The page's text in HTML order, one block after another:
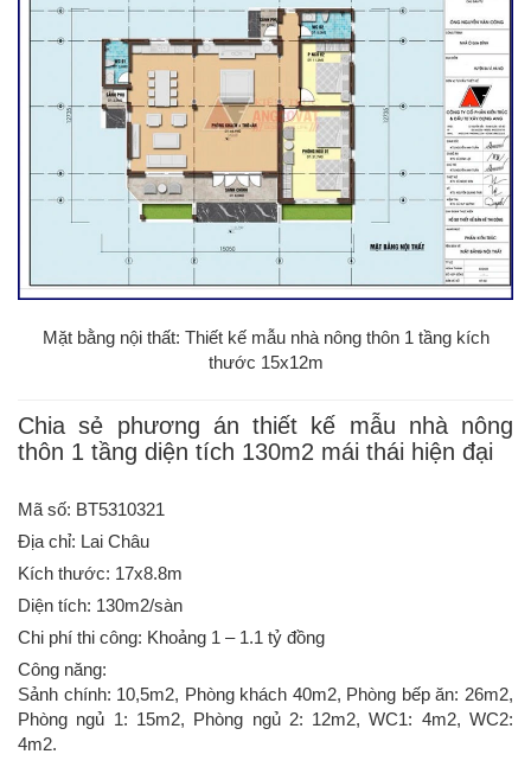
Mặt bằng nội thất: Thiết kế mẫu nhà nông thôn 1 tầng kích
thước 15x12m
Chia sẻ phương án thiết kế mẫu nhà nông
thôn 1 tầng diện tích 130m2 mái thái hiện đại
Mã số: BT5310321
Địa chỉ: Lai Châu
Kích thước: 17x8.8m
Diện tích: 130m2/sàn
Chi phí thi công: Khoảng 1 – 1.1 tỷ đồng
Công năng:
Sảnh chính: 10,5m2, Phòng khách 40m2, Phòng bếp ăn: 26m2,
Phòng ngủ 1: 15m2, Phòng ngủ 2: 12m2, WC1: 4m2, WC2:
4m2.